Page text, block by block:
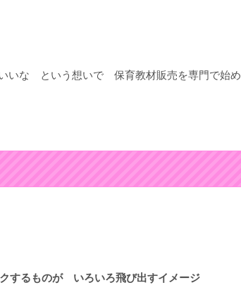
いな という想いで 保育教材販売を専門で始め
するものが いろいろ飛び出すイメージ